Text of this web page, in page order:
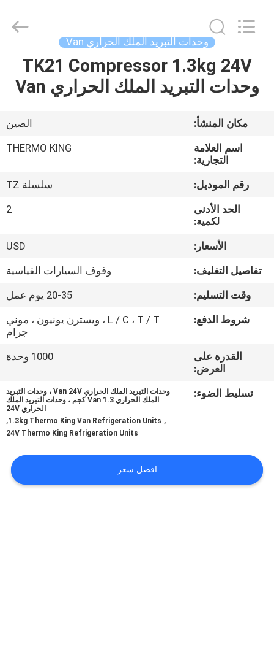
المنزل
حولنا
جولة
مراقبة
الجودة
اتصل
أخبار
خريطة
الموقع
INDUSTRY
Reserved.
وحدات التبريد الملك الحراري Van
TK21 Compressor 1.3kg 24V
وحدات التبريد الملك الحراري Van
مكان المنشأ:
الصين
اسم العلامة
التجارية:
THERMO KING
رقم الموديل:
سلسلة TZ
الحد الأدنى
لكمية:
2
الأسعار:
USD
تفاصيل التغليف:
وقوف السيارات القياسية
وقت التسليم:
20-35 يوم عمل
شروط الدفع:
L / C ، T / T ، ويسترن يونيون ، موني
جرام
القدرة على
العرض:
1000 وحدة
تسليط الضوء:
وحدات التبريد الملك الحراري Van 24V ، وحدات التبريد
الملك الحراري Van 1.3 كجم ، وحدات التبريد الملك
الحراري 24V
,
1.3kg Thermo King Van Refrigeration Units
,
24V Thermo King Refrigeration Units
افضل سعر